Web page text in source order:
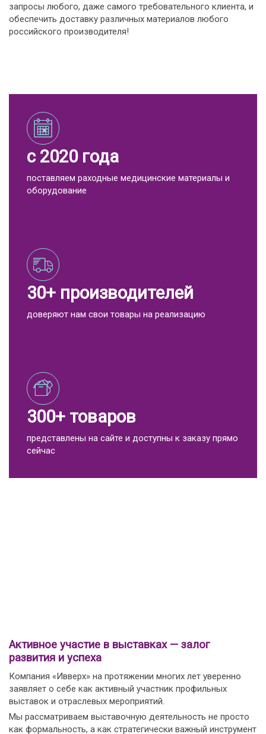
запросы любого, даже самого требовательного клиента, и
обеспечить доставку различных материалов любого
российского производителя!
с 2020 года
поставляем раходные медицинские материалы и
оборудование
30+ производителей
доверяют нам свои товары на реализацию
300+ товаров
представлены на сайте и доступны к заказу прямо
сейчас
Активное участие в выставках — залог
развития и успеха
Компания «Ивверх» на протяжении многих лет уверенно
заявляет о себе как активный участник профильных
выставок и отраслевых мероприятий.
Мы рассматриваем выставочную деятельность не просто
как формальность, а как стратегически важный инструмент